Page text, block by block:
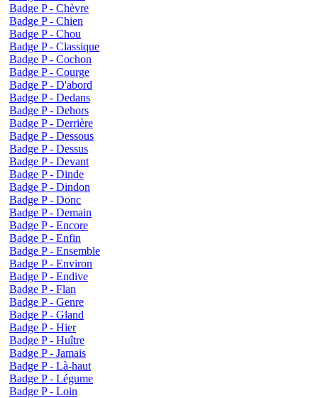
Badge P - Chèvre
Badge P - Chien
Badge P - Chou
Badge P - Classique
Badge P - Cochon
Badge P - Courge
Badge P - D'abord
Badge P - Dedans
Badge P - Dehors
Badge P - Derrière
Badge P - Dessous
Badge P - Dessus
Badge P - Devant
Badge P - Dinde
Badge P - Dindon
Badge P - Donc
Badge P - Demain
Badge P - Encore
Badge P - Enfin
Badge P - Ensemble
Badge P - Environ
Badge P - Endive
Badge P - Flan
Badge P - Genre
Badge P - Gland
Badge P - Hier
Badge P - Huître
Badge P - Jamais
Badge P - Là-haut
Badge P - Légume
Badge P - Loin